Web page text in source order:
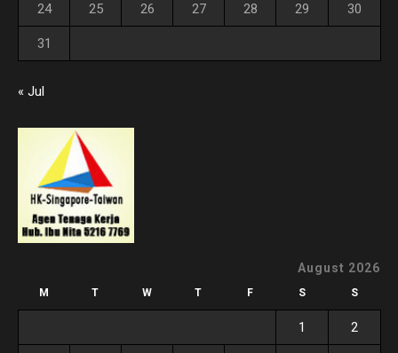
24 25 26 27 28 29 30
31
« Jul
August 2026
M T W T F S S
1 2